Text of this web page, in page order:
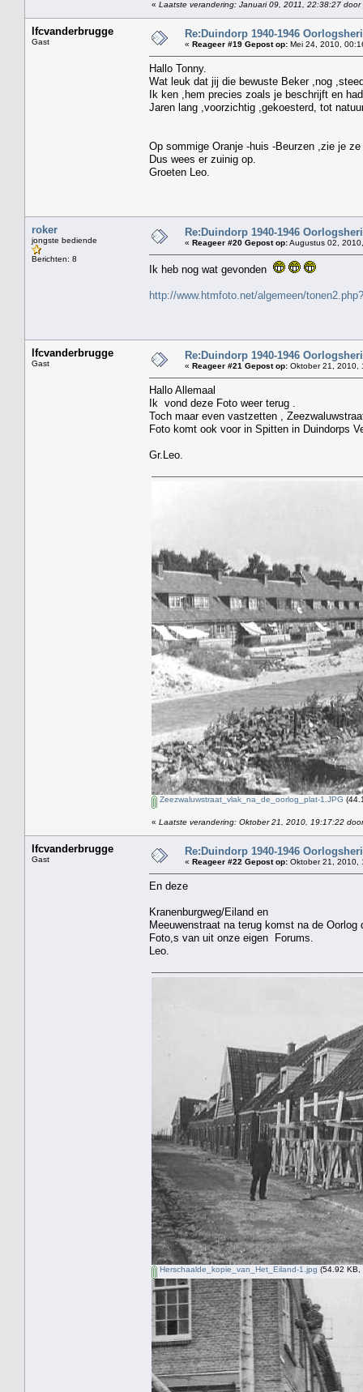
« Laatste verandering: Januari 09, 2011, 22:38:27 door
lfcvanderbrugge
Gast
Re:Duindorp 1940-1946
« Reageer #19 Gepost op: Mei 24, 2010,
Hallo Tonny.
Wat leuk dat jij die bewuste Beker ,nog
Ik ken ,hem precies zoals je beschrijft en
Jaren lang ,voorzichtig ,gekoesterd, tot
Op sommige Oranje -huis -Beurzen ,zie je
Dus wees er zuinig op.
Groeten Leo.
roker
jongste bediende
Berichten: 8
Re:Duindorp 1940-1946
« Reageer #20 Gepost op:Augustus 02,
Ik heb nog wat gevonden
http://www.htmfoto.net/algemeen/
lfcvanderbrugge
Gast
Re:Duindorp 1940-1946
« Reageer #21 Gepost op: Oktober 21, 2010,
Hallo Allemaal
Ik vond deze Foto weer terug .
Toch maar even vastzetten ,
Foto komt ook voor in Spitten in Duindorps
Gr.Leo.
Zeezwaluwstraat_vlak_na_de_oorlog_plat-1.JPG
« Laatste verandering: Oktober 21, 2010, 19:17:22
lfcvanderbrugge
Gast
Re:Duindorp 1940-1946
« Reageer #22 Gepost op: Oktober 21, 2010,
En deze
Kranenburgweg/Eiland en
Meeuwenstraat na terug komst na de Oorlog
Foto,s van uit onze eigen Forums.
Leo.
Herschaalde_kopie_van_Het_Eiland-1.jpg (54.92 KB,